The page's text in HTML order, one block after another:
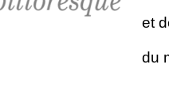
et
du